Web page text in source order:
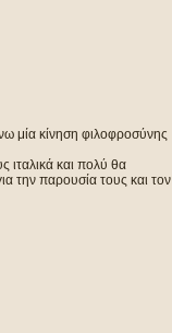
μία κίνηση φιλοφροσύνης
ιταλικά και πολύ θα
την παρουσία τους και τον